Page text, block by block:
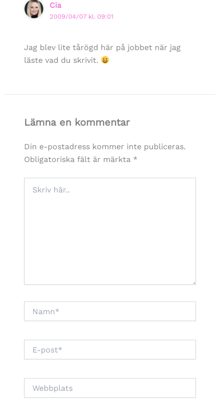
Cia
2009/04/07 kl. 09:01
Jag blev lite tårögd här på jobbet när jag
läste vad du skrivit.
Lämna en kommentar
Din e-postadress kommer inte publiceras.
Obligatoriska fält är märkta *
här..
post*